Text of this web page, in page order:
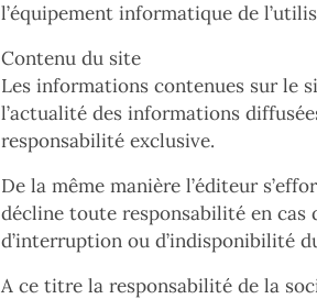
l’équipement informatique de
Contenu du site
Les informations contenues sur le
l’actualité des informations
responsabilité exclusive.
De la même manière l’éditeur
décline toute responsabilité en cas
d’interruption ou d’indisponibilité
A ce titre la responsabilité de la